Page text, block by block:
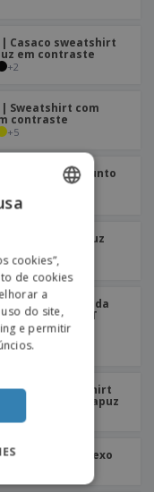
Casaco sweatshirt
em contraste
+2
Sweatshirt com
contraste
+5
the Loom | Conjunto
em Sweater
+ 2
com capuz
+2
manga comprida
BUCHAREST
T-Shirt Manga
Senhora
| Sweatshirt
homem com capuz
Unissexo
SPANISH
cookies”,
de cookies
a
do site,
e permitir